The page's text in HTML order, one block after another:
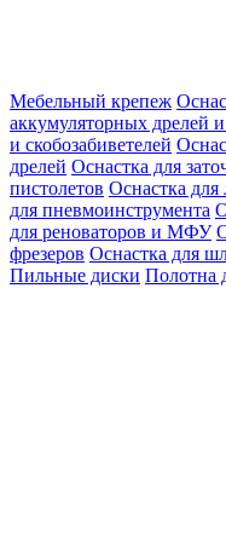
Мебельный крепеж
аккумуляторных дрелей
и скобозабиветелей
дрелей Оснастка для
пистолетов Оснастка для
для пневмоинструмента
для реноваторов и МФУ
фрезеров Оснастка для
Пильные диски Полотна